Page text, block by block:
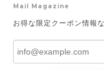
Mail Magazine
お得な限定クーポン情報